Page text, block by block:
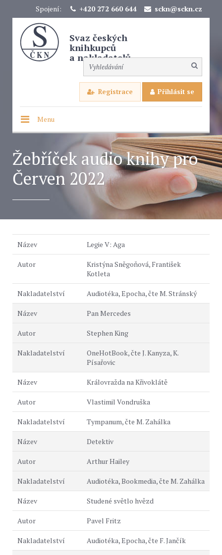
Spojení: +420 272 660 644 sckn@sckn.cz
Svaz českých
knihkupců
a nakladatelů
Registrace Přihlásit se
Menu
Žebříček audio knihy pro
Červen 2022
Legie V: Aga
Kristýna Sněgoňová, František
Kotleta
Audiotéka, Epocha, čte M. Stránský
Pan Mercedes
Stephen King
OneHotBook, čte J. Kanyza, K.
Písařovic
Královražda na Křivoklátě
Vlastimil Vondruška
Tympanum, čte M. Zahálka
Detektiv
Arthur Hailey
Audiotéka, Bookmedia, čte M. Zahálka
Studené světlo hvězd
Pavel Fritz
Audiotéka, Epocha, čte F. Jančík